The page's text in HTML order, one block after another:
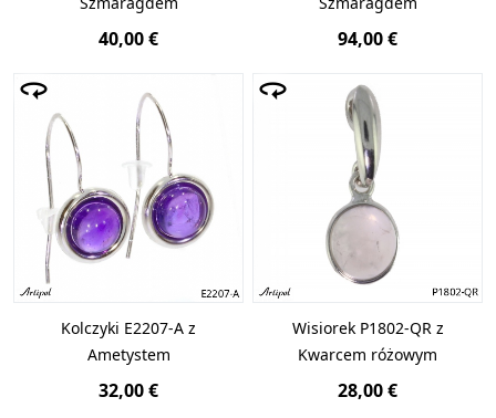
40,00 € 94,00 €
Kolczyki E2207-A z
Ametystem
32,00 €
Wisiorek P1802-QR z
Kwarcem różowym
28,00 €